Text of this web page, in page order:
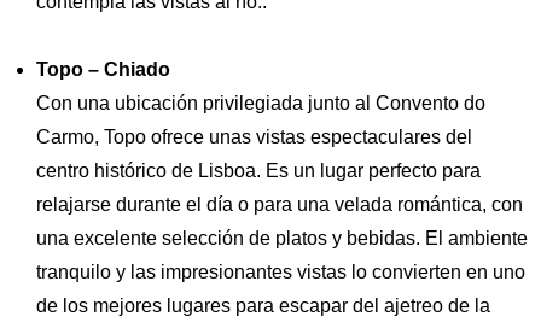
Inglés Español
Alemán
Francés
Italiano
Portugués, Portugal
Ruso
Topo – Chiado
Con una ubicación privilegiada junto al Convento do
Carmo, Topo ofrece unas vistas espectaculares del
centro histórico de Lisboa. Es un lugar perfecto para
relajarse durante el día o para una velada romántica, con
una excelente selección de platos y bebidas. El ambiente
tranquilo y las impresionantes vistas lo convierten en uno
de los mejores lugares para escapar del ajetreo de la